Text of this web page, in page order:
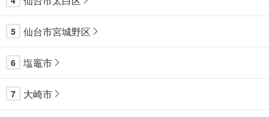
5 仙台市宮城野区
6 塩竈市
7 大崎市